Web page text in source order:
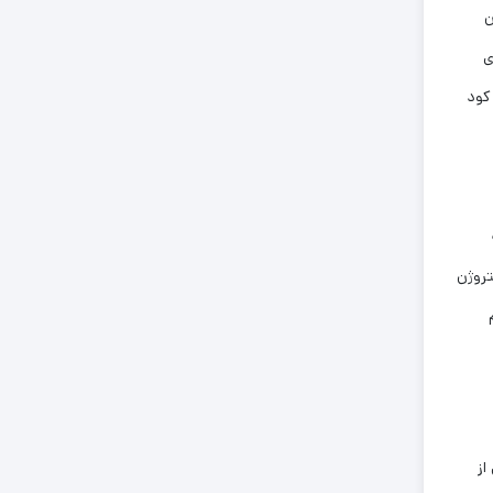
داده شود. کود
نیتروژن